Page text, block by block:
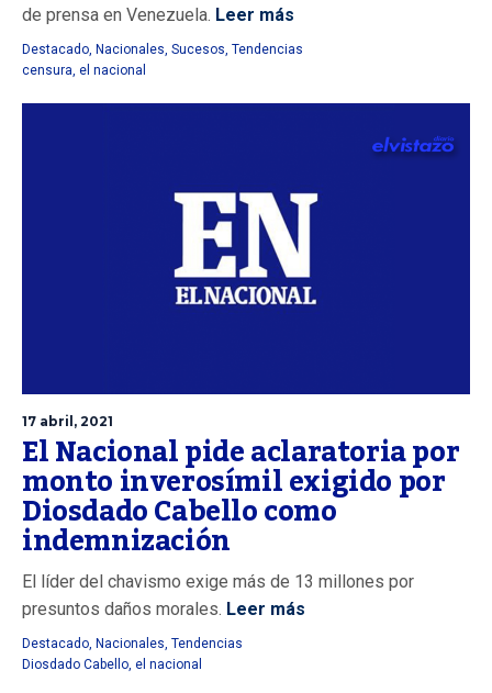
de prensa en Venezuela. Leer más
Destacado, Nacionales, Sucesos, Tendencias
censura, el nacional
17 abril, 2021
El Nacional pide aclaratoria por
monto inverosímil exigido por
Diosdado Cabello como
indemnización
El líder del chavismo exige más de 13 millones por
presuntos daños morales. Leer más
Destacado, Nacionales, Tendencias
Diosdado Cabello, el nacional